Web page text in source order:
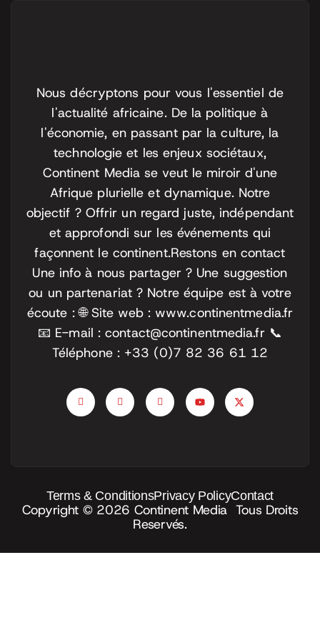
Nous décryptons pour vous l'essentiel de
l'actualité africaine. De la politique à
l'économie, en passant par la culture, la
technologie et les enjeux sociétaux,
Continent Media se veut le miroir d'une
Afrique plurielle et dynamique. Notre
objectif ? Offrir un regard juste, indépendant
et approfondi sur les événements qui
façonnent le continent.Restons en contact
Une info à nous partager ? Une suggestion
ou un partenariat ? Notre équipe est à votre
écoute :🌐 Site web : www.continentmedia.fr
📧 E-mail : contact@continentmedia.fr📞
Téléphone : +33 (0)7 82 36 61 12
Terms & ConditionsPrivacy PolicyContact
Copyright © 2026 Continent Media Tous Droits
Reservés.